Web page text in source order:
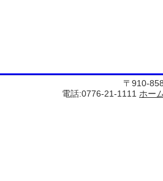
〒910-
電話:0776-21-1111 ホー